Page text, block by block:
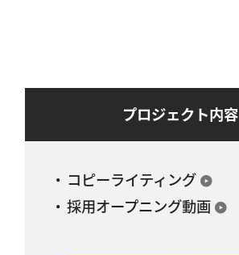
プロジェクト内容
コピーライティング
採用オープニング動画